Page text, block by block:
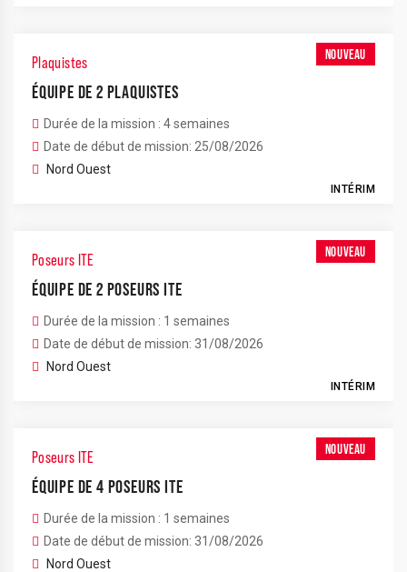
NOUVEAU
Plaquistes
ÉQUIPE DE 2 PLAQUISTES
Durée de la mission : 4 semaines
Date de début de mission: 25/08/2026
Nord Ouest
INTÉRIM
NOUVEAU
Poseurs ITE
ÉQUIPE DE 2 POSEURS ITE
Durée de la mission : 1 semaines
Date de début de mission: 31/08/2026
Nord Ouest
INTÉRIM
NOUVEAU
Poseurs ITE
ÉQUIPE DE 4 POSEURS ITE
Durée de la mission : 1 semaines
Date de début de mission: 31/08/2026
Nord Ouest